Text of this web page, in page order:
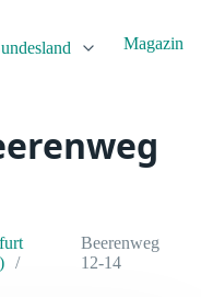
Magazin
Beerenweg
12-14